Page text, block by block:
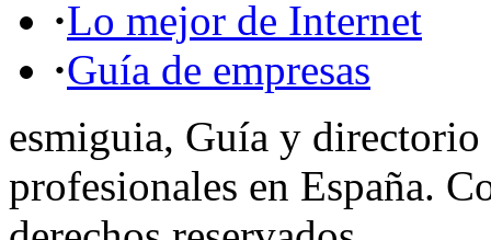
·Lo mejor de Internet
·Guía de empresas
esmiguia, Guía y directorio
profesionales en España.